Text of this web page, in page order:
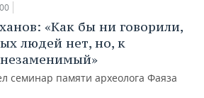
«Как бы ни говорили,
людей нет, но, к
семинар памяти археолога Фаяза